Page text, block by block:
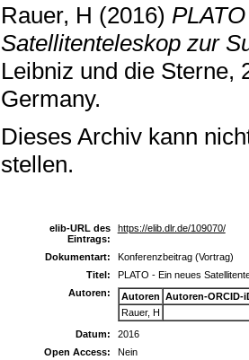
Rauer, H (2016)
Satellitenteleskop zur
Leibniz und die Sterne,
Germany.
Dieses Archiv kann
stellen.
elib-URL des
Eintrags:
https://elib.dlr.de/109070/
Dokumentart:
Konferenzbeitrag (Vortrag)
Titel:
PLATO - Ein neues
Autoren:
Autoren Autoren-ORCID-
Rauer, H
Datum:
2016
Open Access:
Nein